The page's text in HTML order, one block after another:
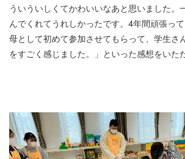
ういういしくてかわいいなあと思いました。
んでくれてうれしかったです。4年間頑張っ
母として初めて参加させてもらって、学生さ
をすごく感じました。」といった感想をいた